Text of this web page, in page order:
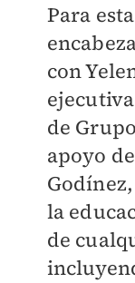
Para
con
de
apoyo
la
de